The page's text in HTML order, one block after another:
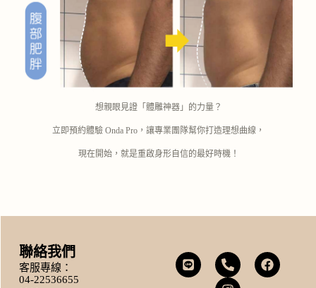
想親眼見證「體雕神器」的力量？
立即預約體驗 Onda Pro，讓專業團隊幫你打造理想曲線，
現在開始， 就是重啟身形自信的最好時機！
聯絡我們
客服專線：
04-22536655